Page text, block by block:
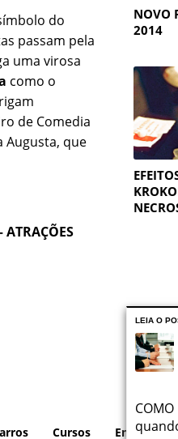
do
passam pela
uma virosa
como o
de Comedia
Augusta, que
NOVO
2014
Empregos
Cursos
LEIA O
COMO